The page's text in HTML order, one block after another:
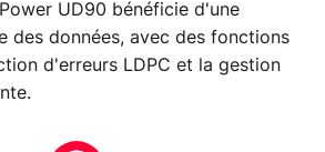
UD90 bénéficie d'une
des données, avec des fonctions
d'erreurs LDPC et la gestion